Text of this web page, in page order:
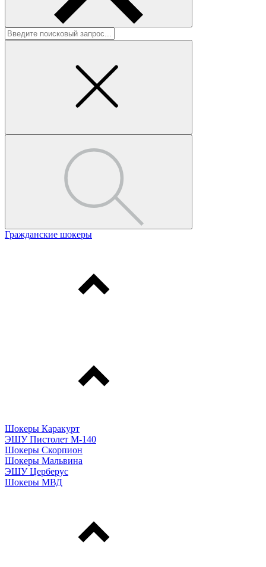
Гражданские шокеры
Шокеры Каракурт
ЭШУ Пистолет М-140
Шокеры Скорпион
Шокеры Мальвина
ЭШУ Церберус
Шокеры МВД